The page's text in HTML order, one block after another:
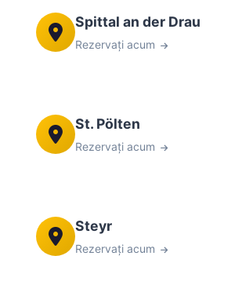
Spittal an der Drau
Rezervați acum
St. Pölten
Rezervați acum
Steyr
Rezervați acum